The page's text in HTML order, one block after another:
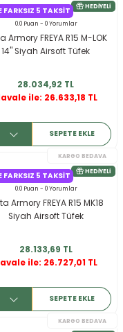
FARKSIZ 5 TAKSIT
0.0 Puan - 0 Yorumlar
Armory FREYA R15 M-LOK
14'' Siyah Airsoft Tüfek
28.034,92 TL
ile: 26.633,18 TL
SEPETE EKLE
FARKSIZ 5 TAKSIT
0.0 Puan - 0 Yorumlar
Armory FREYA R15 MK18
Siyah Airsoft Tüfek
28.133,69 TL
ile: 26.727,01 TL
SEPETE EKLE